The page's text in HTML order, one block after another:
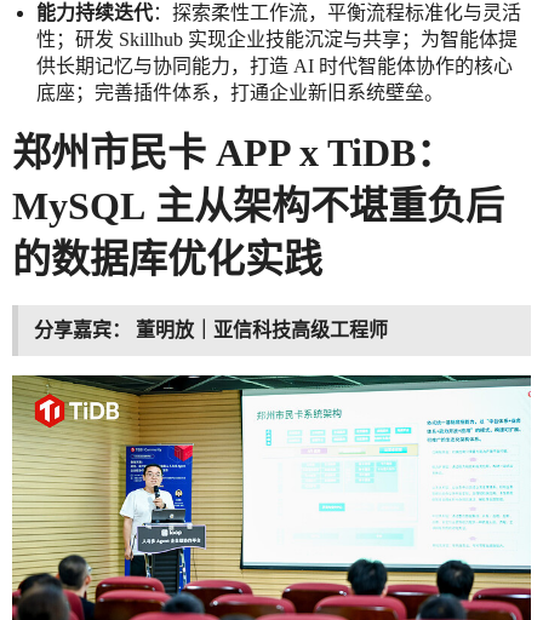
能力持续迭代：探索柔性工作流，平衡流程标准化与灵活
性；研发 Skillhub 实现企业技能沉淀与共享；为智能体提
供长期记忆与协同能力，打造 AI 时代智能体协作的核心
底座；完善插件体系，打通企业新旧系统壁垒。
郑州市民卡 APP x TiDB：
MySQL 主从架构不堪重负后
的数据库优化实践
分享嘉宾： 董明放｜亚信科技高级工程师